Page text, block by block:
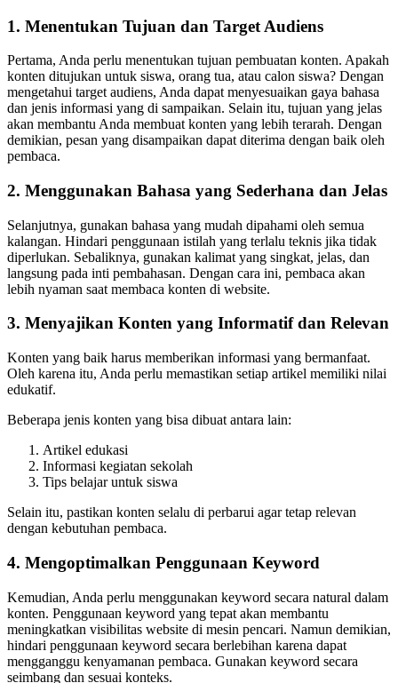
1. Menentukan Tujuan dan Target Audiens
Pertama, Anda perlu menentukan tujuan pembuatan konten. Apakah
konten ditujukan untuk siswa, orang tua, atau calon siswa? Dengan
mengetahui target audiens, Anda dapat menyesuaikan gaya bahasa
dan jenis informasi yang di sampaikan. Selain itu, tujuan yang jelas
akan membantu Anda membuat konten yang lebih terarah. Dengan
demikian, pesan yang disampaikan dapat diterima dengan baik oleh
pembaca.
2. Menggunakan Bahasa yang Sederhana dan Jelas
Selanjutnya, gunakan bahasa yang mudah dipahami oleh semua
kalangan. Hindari penggunaan istilah yang terlalu teknis jika tidak
diperlukan. Sebaliknya, gunakan kalimat yang singkat, jelas, dan
langsung pada inti pembahasan. Dengan cara ini, pembaca akan
lebih nyaman saat membaca konten di website.
3. Menyajikan Konten yang Informatif dan Relevan
Konten yang baik harus memberikan informasi yang bermanfaat.
Oleh karena itu, Anda perlu memastikan setiap artikel memiliki nilai
edukatif.
Beberapa jenis konten yang bisa dibuat antara lain:
Artikel edukasi
Informasi kegiatan sekolah
Tips belajar untuk siswa
Selain itu, pastikan konten selalu di perbarui agar tetap relevan
dengan kebutuhan pembaca.
4. Mengoptimalkan Penggunaan Keyword
Kemudian, Anda perlu menggunakan keyword secara natural dalam
konten. Penggunaan keyword yang tepat akan membantu
meningkatkan visibilitas website di mesin pencari. Namun demikian,
hindari penggunaan keyword secara berlebihan karena dapat
mengganggu kenyamanan pembaca. Gunakan keyword secara
seimbang dan sesuai konteks.